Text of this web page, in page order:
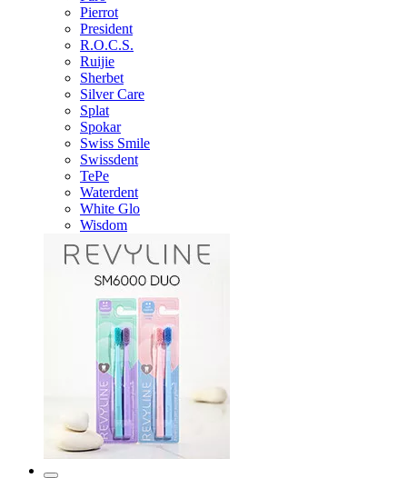
Pierrot
President
R.O.C.S.
Ruijie
Sherbet
Silver Care
Splat
Spokar
Swiss Smile
Swissdent
TePe
Waterdent
White Glo
Wisdom